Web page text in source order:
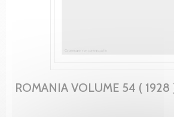
ROMANIA VOLUME 54 ( 1928